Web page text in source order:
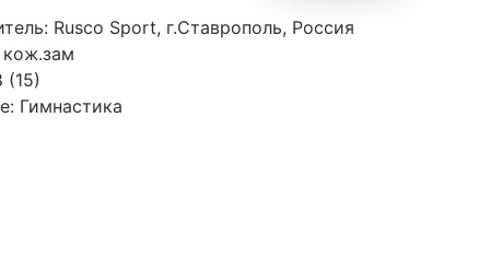
Rusco Sport, г.Ставрополь, Россия
(15)
Гимнастика